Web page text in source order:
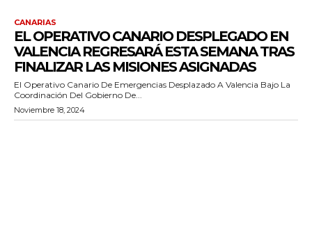
CANARIAS
EL OPERATIVO CANARIO DESPLEGADO EN
VALENCIA REGRESARÁ ESTA SEMANA TRAS
FINALIZAR LAS MISIONES ASIGNADAS
El Operativo Canario De Emergencias Desplazado A Valencia Bajo La
Coordinación Del Gobierno De...
Noviembre 18, 2024